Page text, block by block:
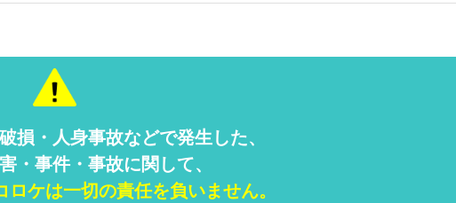
損・人身事故などで発生した、
・事件・事故に関して、
ケは一切の責任を負いません。